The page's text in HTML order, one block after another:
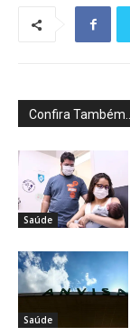
Confira Também...
Saúde
Saúde